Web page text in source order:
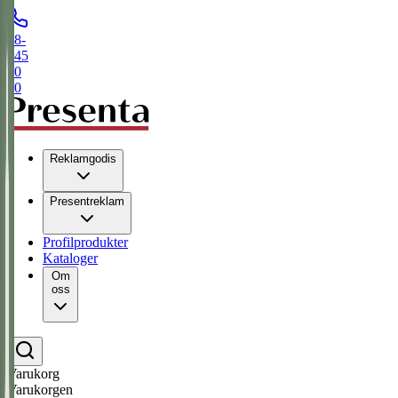
08-
445
50
00
Reklamgodis
Presentreklam
Profilprodukter
Kataloger
Om
oss
Varukorg
Varukorgen